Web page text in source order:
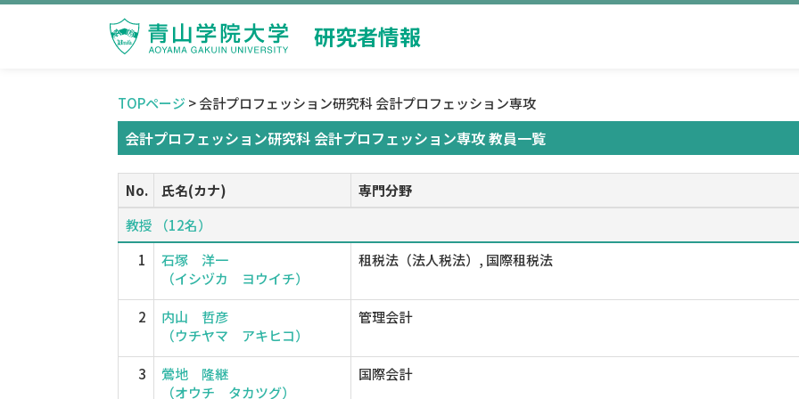
研究者情報
TOPページ > 会計プロフェッション研究科 会計プロフェッション専攻
会計プロフェッション研究科 会計プロフェッション専攻 教員一覧
No. 氏名(カナ)
専門分野
教授 （12名）
1
石塚 洋一
（イシヅカ ヨウイチ）
租税法（法人税法）, 国際租税法
2
内山 哲彦
（ウチヤマ アキヒコ）
管理会計
3
鶯地 隆継
（オウチ タカツグ）
国際会計